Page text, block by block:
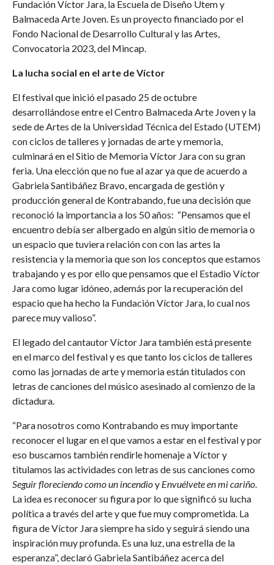
Fundación Víctor Jara, la Escuela de Diseño Utem y
Balmaceda Arte Joven. Es un proyecto financiado por el
Fondo Nacional de Desarrollo Cultural y las Artes,
Convocatoria 2023, del Mincap.
La lucha social en el arte de Víctor
El festival que inició el pasado 25 de octubre
desarrollándose entre el Centro Balmaceda Arte Joven y la
sede de Artes de la Universidad Técnica del Estado (UTEM)
con ciclos de talleres y jornadas de arte y memoria,
culminará en el Sitio de Memoria Víctor Jara con su gran
feria. Una elección que no fue al azar ya que de acuerdo a
Gabriela Santibáñez Bravo, encargada de gestión y
producción general de Kontrabando, fue una decisión que
reconoció la importancia a los 50 años: “Pensamos que el
encuentro debía ser albergado en algún sitio de memoria o
un espacio que tuviera relación con con las artes la
resistencia y la memoria que son los conceptos que estamos
trabajando y es por ello que pensamos que el Estadio Víctor
Jara como lugar idóneo, además por la recuperación del
espacio que ha hecho la Fundación Víctor Jara, lo cual nos
parece muy valioso”.
El legado del cantautor Víctor Jara también está presente
en el marco del festival y es que tanto los ciclos de talleres
como las jornadas de arte y memoria están titulados con
letras de canciones del músico asesinado al comienzo de la
dictadura.
“Para nosotros como Kontrabando es muy importante
reconocer el lugar en el que vamos a estar en el festival y por
eso buscamos también rendirle homenaje a Víctor y
titulamos las actividades con letras de sus canciones como
Seguir floreciendo como un incendioy Envuélvete en mi cariño.
La idea es reconocer su figura por lo que significó su lucha
política a través del arte y que fue muy comprometida. La
figura de Víctor Jara siempre ha sido y seguirá siendo una
inspiración muy profunda. Es una luz, una estrella de la
esperanza”, declaró Gabriela Santibáñez acerca del